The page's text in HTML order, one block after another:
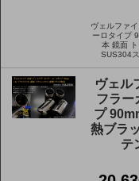
ヴェルファ
ーロタイプ
本 鏡面
SUS304
ヴェル
フラー
プ
熱ブラ
テ